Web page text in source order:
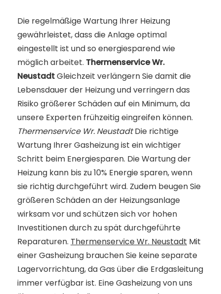
Die regelmäßige Wartung Ihrer Heizung
gewährleistet, dass die Anlage optimal
eingestellt ist und so energiesparend wie
möglich arbeitet. Thermenservice Wr.
NeustadtGleichzeit verlängern Sie damit die
Lebensdauer der Heizung und verringern das
Risiko größerer Schäden auf ein Minimum, da
unsere Experten frühzeitig eingreifen können.
Thermenservice Wr. NeustadtDie richtige
Wartung Ihrer Gasheizung ist ein wichtiger
Schritt beim Energiesparen. Die Wartung der
Heizung kann bis zu 10% Energie sparen, wenn
sie richtig durchgeführt wird. Zudem beugen Sie
größeren Schäden an der Heizungsanlage
wirksam vor und schützen sich vor hohen
Investitionen durch zu spät durchgeführte
Reparaturen. Thermenservice Wr. Neustadt Mit
einer Gasheizung brauchen Sie keine separate
Lagervorrichtung, da Gas über die Erdgasleitung
immer verfügbar ist. Eine Gasheizung von uns